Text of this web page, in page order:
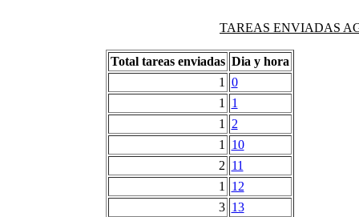
TAREAS ENVIADAS
Total tareas enviadas Dia y hora
1
0
1
1
1
2
1
10
2 11
1
12
3 13